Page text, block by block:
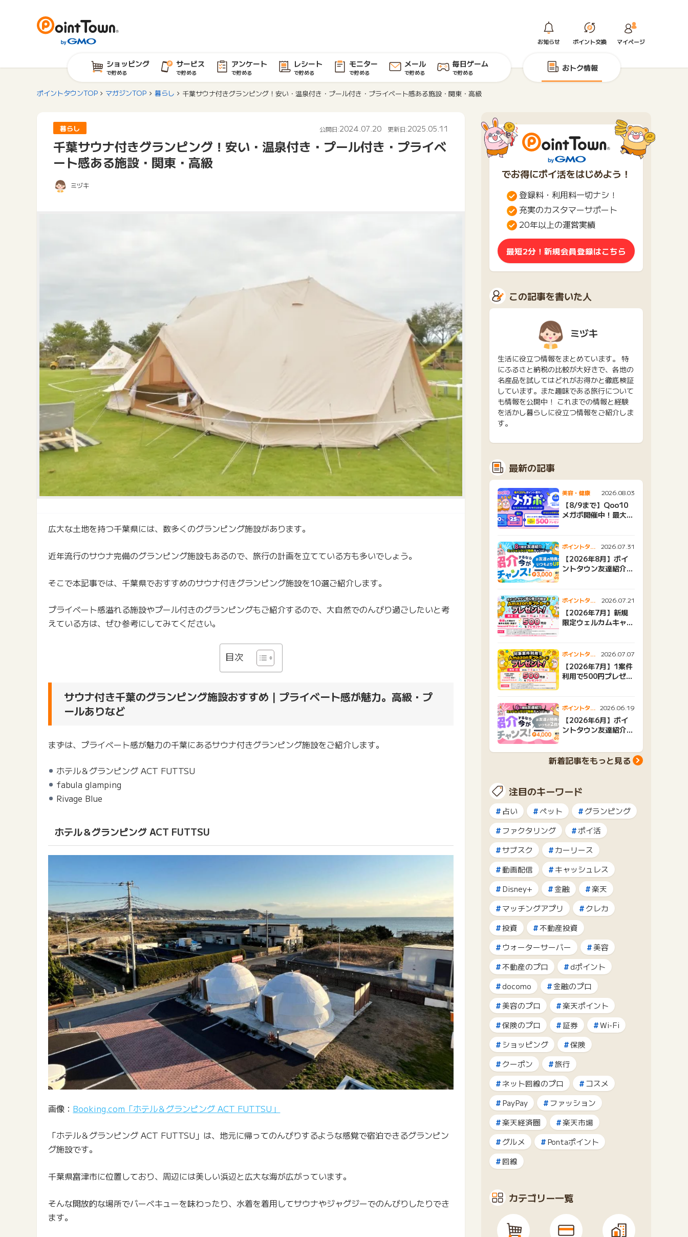
お知らせ ポイント交換 マイページ
ショッピング
で貯める
サービス
で貯める
アンケート
で貯める
レシート
で貯める
モニター
で貯める
メール
で貯める
毎日ゲーム
で貯める おトク情報
ポイントタウンTOP マガジンTOP 暮らし 千葉サウナ付きグランピング！安い・温泉付き・プール付き・プライベート感ある施設・関東・高級
暮らし 公開日:2024.07.20 更新日:2025.05.11
千葉サウナ付きグランピング！安い・温泉付き・プール付き・プライベ
ート感ある施設・関東・高級
ミヅキ
広大な土地を持つ千葉県には、数多くのグランピング施設があります。
近年流行のサウナ完備のグランピング施設もあるので、旅行の計画を立てている方も多いでしょう。
そこで本記事では、千葉県でおすすめのサウナ付きグランピング施設を10選ご紹介します。
プライベート感溢れる施設やプール付きのグランピングもご紹介するので、大自然でのんびり過ごしたいと考
えている方は、ぜひ参考にしてみてください。
目次
サウナ付き千葉のグランピング施設おすすめ｜プライベート感が魅力。高級・プ
ールありなど
まずは、プライベート感が魅力の千葉にあるサウナ付きグランピング施設をご紹介します。
ホテル＆グランピング ACT FUTTSU
fabula glamping
Rivage Blue
ホテル＆グランピング ACT FUTTSU
画像： Booking.com「ホテル＆グランピング ACT FUTTSU」
「ホテル＆グランピング ACT FUTTSU」は、地元に帰ってのんびりするような感覚で宿泊できるグランピン
グ施設です。
千葉県富津市に位置しており、周辺には美しい浜辺と広大な海が広がっています。
そんな開放的な場所でバーベキューを味わったり、水着を着用してサウナやジャグジーでのんびりしたりでき
ます。
でお得にポイ活をはじめよう！
登録料・利用料一切ナシ！
充実のカスタマーサポート
20年以上の運営実績
最短2分！新規会員登録はこちら
この記事を書いた人
ミヅキ
生活に役立つ情報をまとめています。 特
にふるさと納税の比較が大好きで、各地の
名産品を試してはどれがお得かと徹底検証
しています。また趣味である旅行について
も情報を公開中！ これまでの情報と経験
を活かし暮らしに役立つ情報をご紹介しま
す。
最新の記事
美容・健康 2026.08.03
【8/9まで】Qoo10
メガポ開催中！最大
ポイントタウ
ンニュース
2026.07.31
【2026年8月】ポイ
ントタウン友達紹介キ
ポイントタウ
ンニュース
2026.07.21
【2026年7月】新規
限定ウェルカムキャン
ポイントタウ
ンニュース
2026.07.07
【2026年7月】1案件
利用で500円プレゼン
ポイントタウ
ンニュース
2026.06.19
【2026年6月】ポイ
ントタウン友達紹介キ
新着記事をもっと見る
注目のキーワード
占い ペット
グランピング
ファクタリング
ポイ活
サブスク
カーリース
動画配信
キャッシュレス
Disney+
金融
楽天
マッチングアプリ
クレカ
投資
不動産投資
ウォーターサーバー
美容
不動産のプロ
dポイント
docomo
金融のプロ
美容のプロ
楽天ポイント
保険のプロ
証券
Wi-Fi
ショッピング
保険
クーポン
旅行
ネット回線のプロ
コスメ
PayPay
ファッション
楽天経済圏
楽天市場
グルメ
Pontaポイント
回線
カテゴリー一覧